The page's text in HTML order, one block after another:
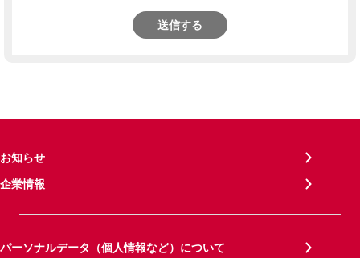
送信する
お知らせ
企業情報
パーソナルデータ（個人情報など）について